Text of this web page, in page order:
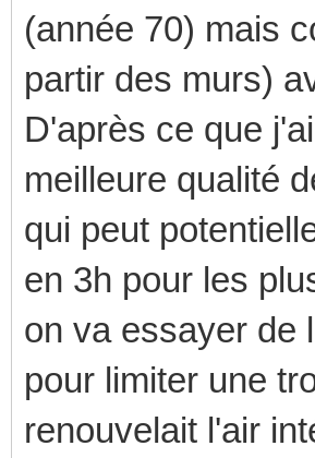
(année 70) mais
partir des murs)
D'après ce que
meilleure qualité
qui peut
en 3h pour les
on va essayer de
pour limiter une
renouvelait l'air